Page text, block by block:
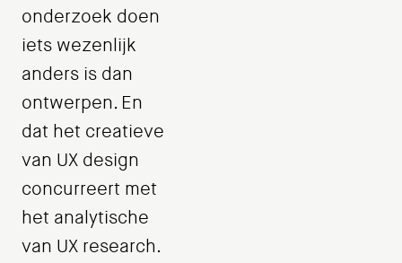
onderzoek doen
iets wezenlijk
anders is dan
ontwerpen. En
dat het creatieve
van UX design
concurreert met
het analytische
van UX research.